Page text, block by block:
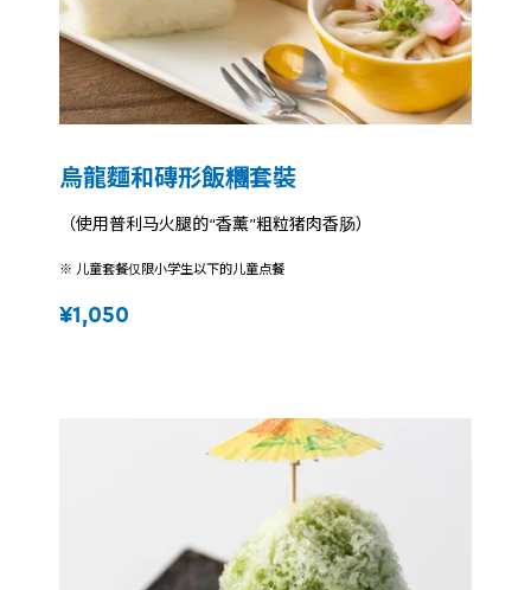
烏龍麵和磚形飯糰套裝
（使用普利马火腿的“香薰”粗粒猪肉香肠）
※ 儿童套餐仅限小学生以下的儿童点餐
¥1,050